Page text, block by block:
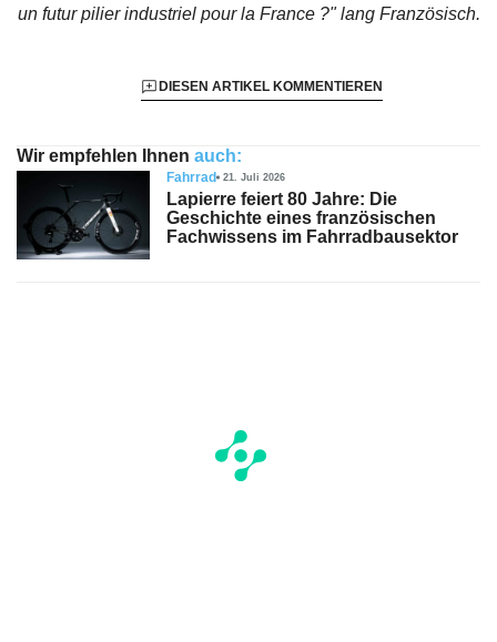
un futur pilier industriel pour la France ?"lang Französisch.
DIESEN ARTIKEL KOMMENTIEREN
Wir empfehlen Ihnen auch:
Fahrrad 21. Juli 2026
Lapierre feiert 80 Jahre: Die
Geschichte eines französischen
Fachwissens im Fahrradbausektor